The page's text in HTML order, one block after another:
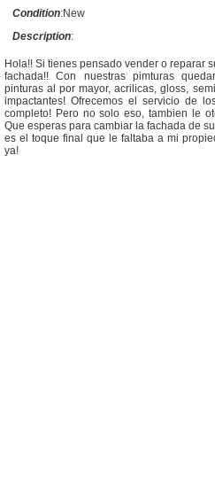
Condition:New
Description:
Hola!! Si tienes pensado vender o reparar
fachada!! Con nuestras pimturas
pinturas al por mayor, acrilicas, gloss,
impactantes! Ofrecemos el servicio de
completo! Pero no solo eso, tambien le
Que esperas para cambiar la fachada de
es el toque final que le faltaba a mi
ya!